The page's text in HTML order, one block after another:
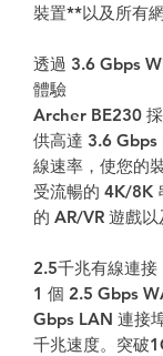
裝置**以及所有網
透過 3.6 Gbps
體驗
Archer BE230
供高達 3.6 Gbps
線速率，使您的
受流暢的 4K/8K
的 AR/VR 遊戲以
2.5千兆有線連接
1 個 2.5 Gbps
Gbps LAN 連接
千兆速度。突破